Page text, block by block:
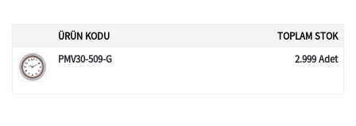
ÜRÜN KODU
TOPLAM STOK
PMV30-509-G
2.999 Adet